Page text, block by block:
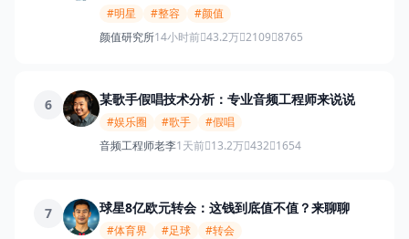
#明星 #整容
#颜值
颜值研究所14小时前 43.2万 2109 8765
6 某歌手假唱技术分析：专业音频工程师来说说
#娱乐圈 #歌手
#假唱
音频工程师老李1天前 13.2万 432 1654
7 球星8亿欧元转会：这钱到底值不值？来聊聊
#体育界 #足球
#转会